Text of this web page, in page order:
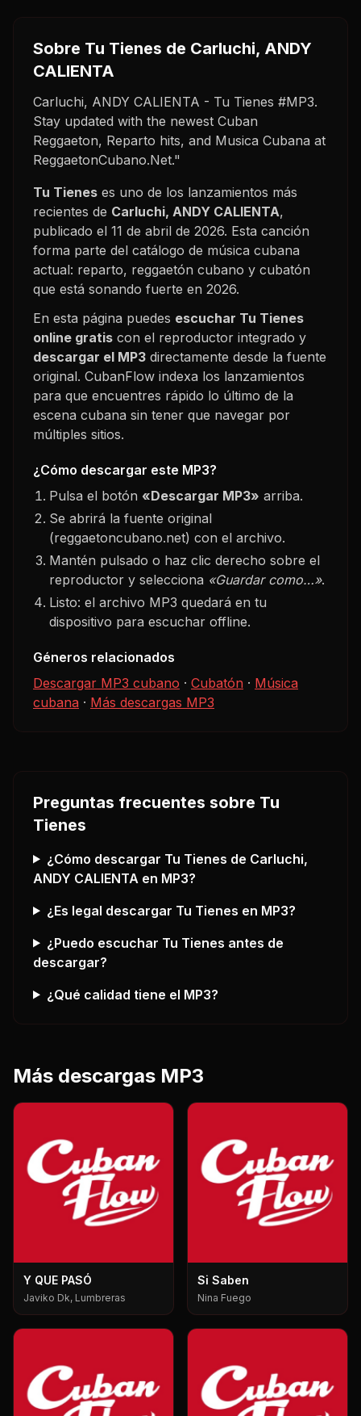
Sobre Tu Tienes de Carluchi, ANDY
CALIENTA
Carluchi, ANDY CALIENTA - Tu Tienes #MP3.
Stay updated with the newest Cuban
Reggaeton, Reparto hits, and Musica Cubana at
ReggaetonCubano.Net."
Tu Tienes es uno de los lanzamientos más
recientes de Carluchi, ANDY CALIENTA,
publicado el 11 de abril de 2026. Esta canción
forma parte del catálogo de música cubana
actual: reparto, reggaetón cubano y cubatón
que está sonando fuerte en 2026.
En esta página puedes escuchar Tu Tienes
online gratis con el reproductor integrado y
descargar el MP3 directamente desde la fuente
original. CubanFlow indexa los lanzamientos
para que encuentres rápido lo último de la
escena cubana sin tener que navegar por
múltiples sitios.
¿Cómo descargar este MP3?
Pulsa el botón «Descargar MP3» arriba.
Se abrirá la fuente original
(reggaetoncubano.net) con el archivo.
Mantén pulsado o haz clic derecho sobre el
reproductor y selecciona «Guardar como…».
Listo: el archivo MP3 quedará en tu
dispositivo para escuchar offline.
Géneros relacionados
Descargar MP3 cubano · Cubatón · Música
cubana · Más descargas MP3
Preguntas frecuentes sobre Tu
Tienes
¿Cómo descargar Tu Tienes de Carluchi,
ANDY CALIENTA en MP3?
¿Es legal descargar Tu Tienes en MP3?
¿Puedo escuchar Tu Tienes antes de
descargar?
¿Qué calidad tiene el MP3?
Más descargas MP3
Y QUE PASÓ
Javiko Dk, Lumbreras
Si Saben
Nina Fuego